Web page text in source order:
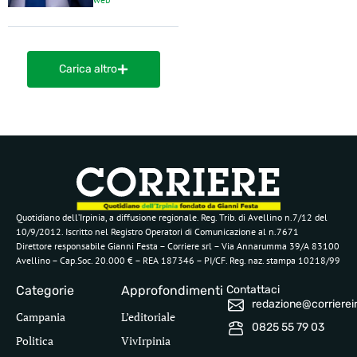
Carica altro
Quotidiano dell’Irpinia, a diffusione regionale. Reg. Trib. di Avellino n.7/12 del
10/9/2012. Iscritto nel Registro Operatori di Comunicazione al n.7671
Direttore responsabile Gianni Festa – Corriere srl – Via Annarumma 39/A 83100
Avellino – Cap.Soc. 20.000 € – REA 187346 – PI/CF. Reg. naz. stampa 10218/99
Categorie
Campania
Politica
Approfondimenti
L’editoriale
VivIrpinia
Contattaci
0825 55 79 03